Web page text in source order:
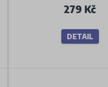
279 Kč
DETAIL